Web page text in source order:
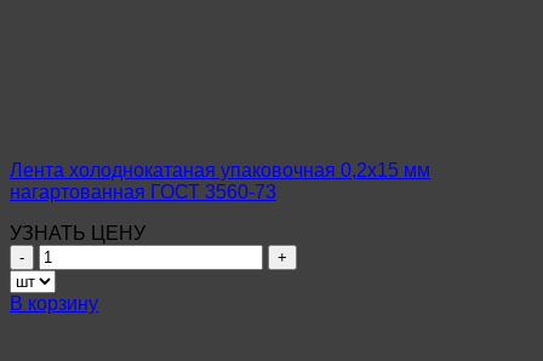
Лента холоднокатаная упаковочная 0,2х15 мм
нагартованная ГОСТ 3560-73
УЗНАТЬ ЦЕНУ
Количество
товара
Лента
холоднокатаная
В корзину